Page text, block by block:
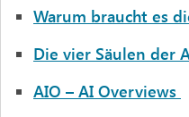
Warum braucht es
Die vier Säulen der
AIO – AI Overviews